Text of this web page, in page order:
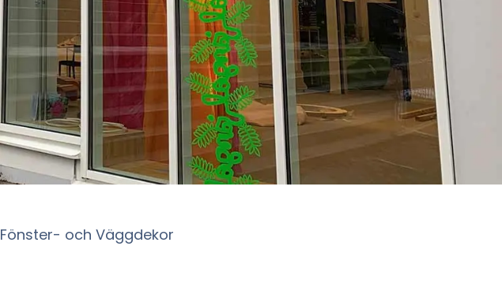
Fönster- och Väggdekor